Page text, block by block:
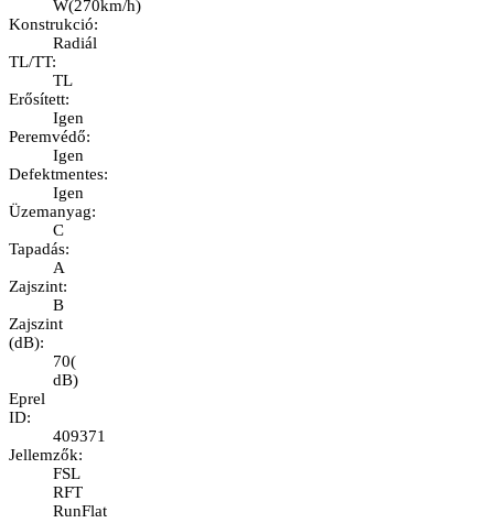
W(270km/h)
Konstrukció:
Radiál
TL/TT:
TL
Erősített:
Igen
Peremvédő:
Igen
Defektmentes:
Igen
Üzemanyag:
C
Tapadás:
A
Zajszint:
B
Zajszint
(dB):
70(
dB)
Eprel
ID:
409371
Jellemzők:
FSL
RFT
RunFlat